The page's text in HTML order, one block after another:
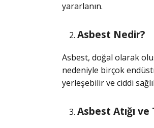
yararlanın.
Asbest Nedir?
Asbest, doğal olarak
nedeniyle birçok
yerleşebilir ve ciddi
Asbest Atığı